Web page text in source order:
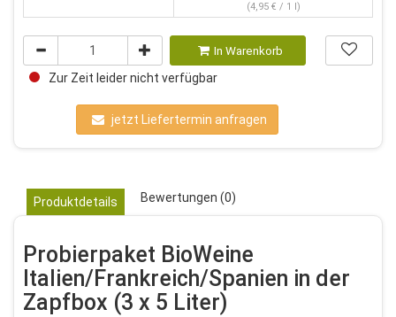
(4,95 € / 1 l)
In Warenkorb
Zur Zeit leider nicht verfügbar
jetzt Liefertermin anfragen
Produktdetails Bewertungen (0)
Probierpaket BioWeine
Italien/Frankreich/Spanien in der
Zapfbox (3 x 5 Liter)